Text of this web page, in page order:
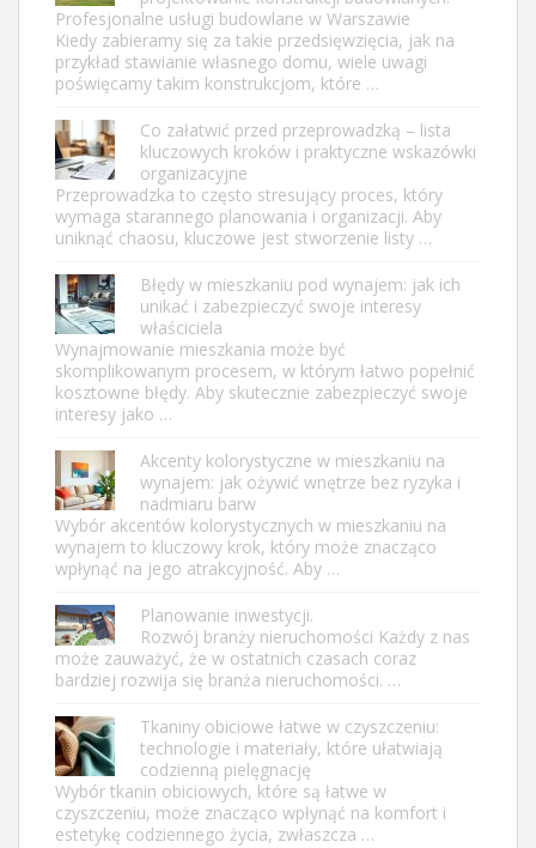
Profesjonalne usługi budowlane w Warszawie
Kiedy zabieramy się za takie przedsięwzięcia, jak na
przykład stawianie własnego domu, wiele uwagi
poświęcamy takim konstrukcjom, które …
Co załatwić przed przeprowadzką – lista
kluczowych kroków i praktyczne wskazówki
organizacyjne
Przeprowadzka to często stresujący proces, który
wymaga starannego planowania i organizacji. Aby
uniknąć chaosu, kluczowe jest stworzenie listy …
Błędy w mieszkaniu pod wynajem: jak ich
unikać i zabezpieczyć swoje interesy
właściciela
Wynajmowanie mieszkania może być
skomplikowanym procesem, w którym łatwo popełnić
kosztowne błędy. Aby skutecznie zabezpieczyć swoje
interesy jako …
Akcenty kolorystyczne w mieszkaniu na
wynajem: jak ożywić wnętrze bez ryzyka i
nadmiaru barw
Wybór akcentów kolorystycznych w mieszkaniu na
wynajem to kluczowy krok, który może znacząco
wpłynąć na jego atrakcyjność. Aby …
Planowanie inwestycji.
Rozwój branży nieruchomości Każdy z nas
może zauważyć, że w ostatnich czasach coraz
bardziej rozwija się branża nieruchomości. …
Tkaniny obiciowe łatwe w czyszczeniu:
technologie i materiały, które ułatwiają
codzienną pielęgnację
Wybór tkanin obiciowych, które są łatwe w
czyszczeniu, może znacząco wpłynąć na komfort i
estetykę codziennego życia, zwłaszcza …